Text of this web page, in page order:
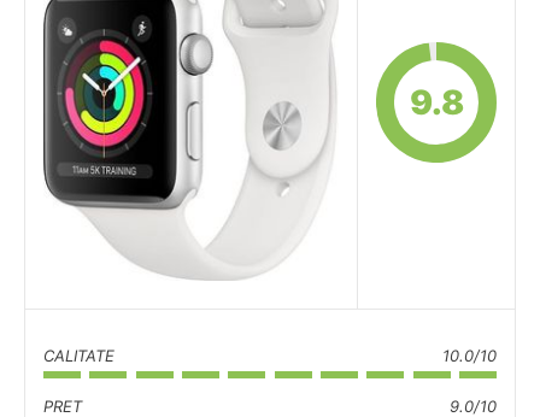
9.8
CALITATE 10.0/10
PRET 9.0/10